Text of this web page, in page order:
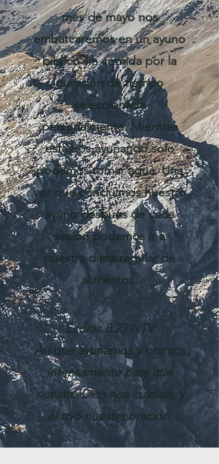
mes de mayo nos
embarcaremos en un ayuno
bíblico sin comida por la
duración de tiempo
seleccionada
personalmente. Mientras
estamos ayunando solo
podemos tomar agua. Una
vez que concluimos nuestro
ayuno después de cada
sesión podemos ir a
nuestra dieta regular de
alimentos.
Esdras 8:23 NTV
Así que ayunamos y oramos
intensamente para que
nuestro Dios nos cuidara, y
él oyó nuestra oración.